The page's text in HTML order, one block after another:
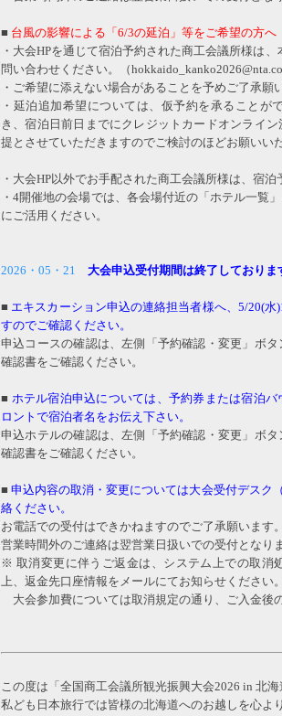
■ 台風の影響による「6/3の延泊」等をご希望の方へ
・大会HPを通じて宿泊予約された商工会議所様は
問い合わせください。（
・ご希望に添えない場合があることを予めご了承願
・延泊追加希望については、仮予約を承ること
き、宿泊日前日までにクレジットカードオンライ
提とさせていただきますのでご検討のほどお願いい
・大会HP以外でお手配された商工会議所様は、宿
・4開催地の会場では、各会場付近の「ホテル一覧
にご活用ください。
2026・05・21 大会申込受付期間は終了しておりま
■ エキスカーション申込の連絡担当者様へ、5/20(
すのでご確認ください。
申込コースの確認は、左側「予約確認・変更」ボ
確認書をご確認ください。
■ ホテル宿泊申込については、予約券または宿泊
ロントで宿泊者名をお伝え下さい。
申込ホテルの確認は、左側「予約確認・変更」ボ
確認書をご確認ください。
■申込内容の取消・変更については大会受付デスク
絡ください。
お電話での受付はできかねますのでご了承願います。
営業時間外のご連絡は翌営業日扱いでの受付となりま
※ 取消変更に伴うご返金は、システム上での取消
上、返金先口座情報をメールにてお知らせください。
大会参加費については取消規定の通り、ご入金後
この度は「全国商工会議所観光振興大会2026 in 北
私ども日本旅行では皆様の北海道へのお越しを心よ